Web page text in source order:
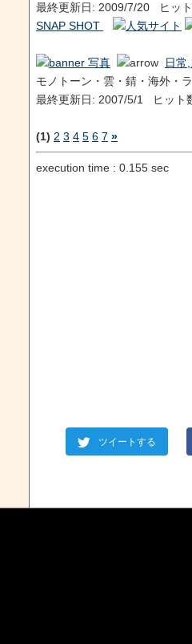
最終更新日: 2009/7/20 ヒッ
SNAP SHOT
写真
日常
モノトーン・雲・錆・海外・
最終更新日: 2007/5/1 ヒッ
(1) 2 3 4 5 6 7 »
execution time : 0.155 sec
ツイートする